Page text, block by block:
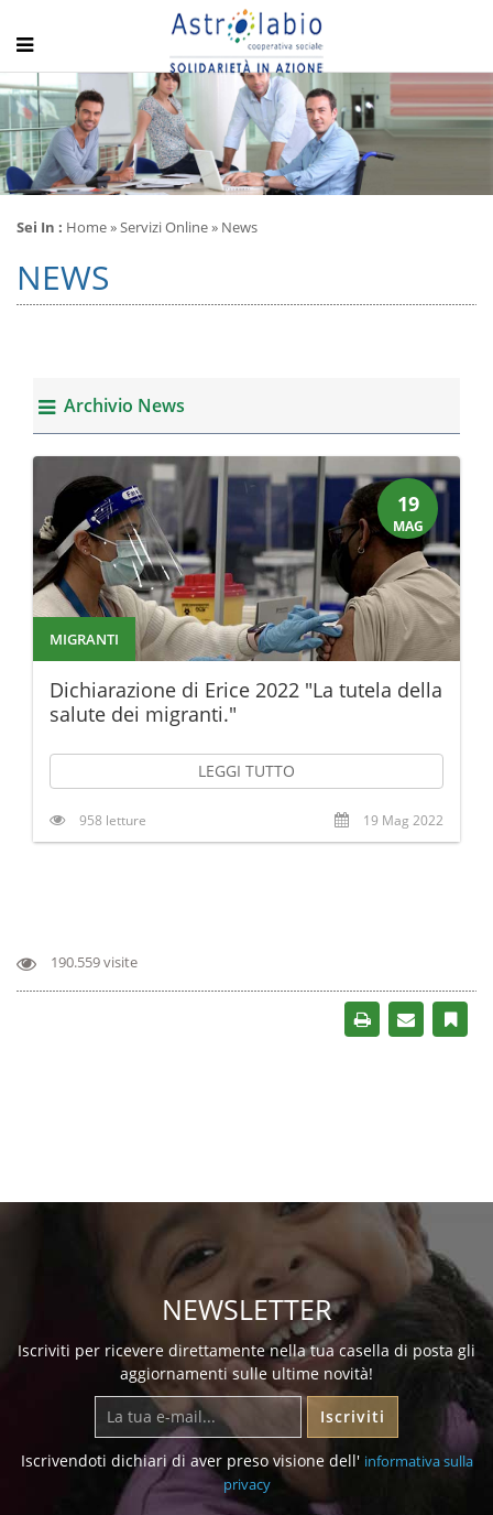
Sei In : Home» Servizi Online » News
NEWS
Archivio News
19
MAG
MIGRANTI
Dichiarazione di Erice 2022 "La tutela della
salute dei migranti."
LEGGI TUTTO
958 letture 19 Mag 2022
190.559 visite
NEWSLETTER
Iscriviti per ricevere direttamente nella tua casella di posta gli
aggiornamenti sulle ultime novità!
Iscriviti
Iscrivendoti dichiari di aver preso visione dell' informativa sulla
privacy